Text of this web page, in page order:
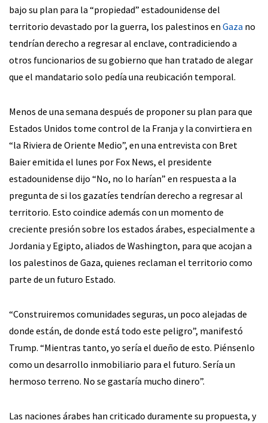
bajo su plan para la “propiedad” estadounidense del
territorio devastado por la guerra, los palestinos en Gaza no
tendrían derecho a regresar al enclave, contradiciendo a
otros funcionarios de su gobierno que han tratado de alegar
que el mandatario solo pedía una reubicación temporal.
Menos de una semana después de proponer su plan para que
Estados Unidos tome control de la Franja y la convirtiera en
“la Riviera de Oriente Medio”, en una entrevista con Bret
Baier emitida el lunes por Fox News, el presidente
estadounidense dijo “No, no lo harían” en respuesta a la
pregunta de si los gazatíes tendrían derecho a regresar al
territorio. Esto coindice además con un momento de
creciente presión sobre los estados árabes, especialmente a
Jordania y Egipto, aliados de Washington, para que acojan a
los palestinos de Gaza, quienes reclaman el territorio como
parte de un futuro Estado.
“Construiremos comunidades seguras, un poco alejadas de
donde están, de donde está todo este peligro”, manifestó
Trump. “Mientras tanto, yo sería el dueño de esto. Piénsenlo
como un desarrollo inmobiliario para el futuro. Sería un
hermoso terreno. No se gastaría mucho dinero”.
Las naciones árabes han criticado duramente su propuesta, y